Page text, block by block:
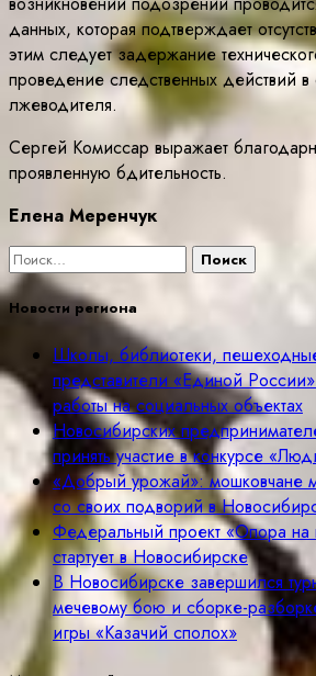
данных, которая подтверждает
этим следует задержание
проведение следственных действий
лжеводителя.
Сергей Комиссар выражает
проявленную бдительность.
Елена Меренчук
Найти:
Новости региона
Школы, библиотеки,
представители «Единой
работы на социальных объектах
Новосибирских
принять участие в конкурсе
«Добрый урожай»: мошковчане
со своих подворий в
Федеральный проект «Опора на
стартует в Новосибирске
В Новосибирске завершился
мечевому бою и сборке-
игры «Казачий сполох»